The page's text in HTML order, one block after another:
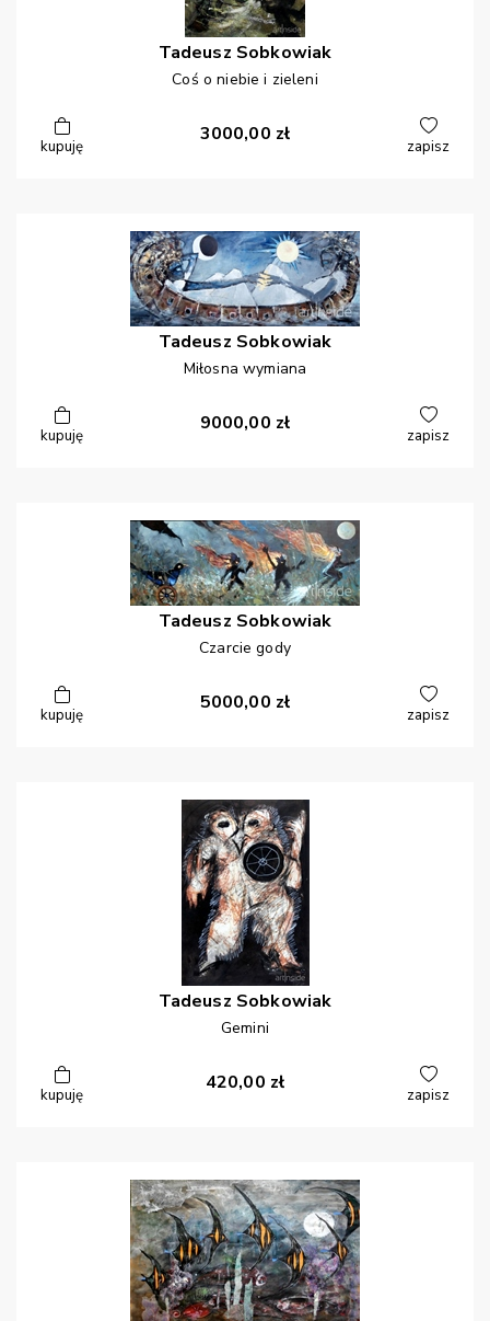
Tadeusz Sobkowiak
Coś o niebie i zieleni
kupuję
3000,00 zł
zapisz
Tadeusz Sobkowiak
Miłosna wymiana
kupuję
9000,00 zł
zapisz
Tadeusz Sobkowiak
Czarcie gody
kupuję
5000,00 zł
zapisz
Tadeusz Sobkowiak
Gemini
kupuję
420,00 zł
zapisz